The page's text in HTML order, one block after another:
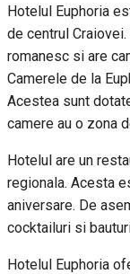
Hotelul Euphoria
de centrul
romanesc si are
Camerele de la
Acestea sunt
camere au o zona
Hotelul are un
regionala. Acesta
aniversare. De
cocktailuri si
Hotelul Euphoria